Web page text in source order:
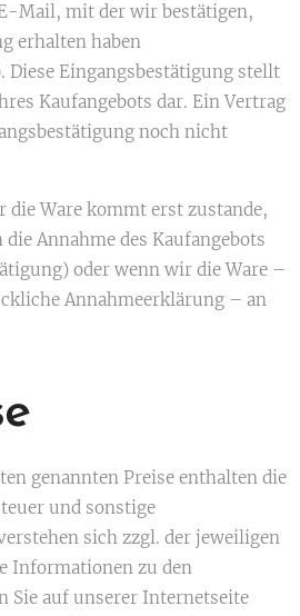
Mail, mit der wir bestätigen,
erhalten haben
Diese Eingangsbestätigung stellt
Kaufangebots dar. Ein Vertrag
noch nicht
die Ware kommt erst zustande,
Annahme des Kaufangebots
oder wenn wir die Ware –
Annahmeerklärung – an
genannten Preise enthalten die
und sonstige
sich zzgl. der jeweiligen
Informationen zu den
Sie auf unserer Internetseite